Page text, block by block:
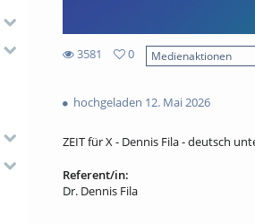
3581
views
0
Medienaktionen
hochgeladen 12. Mai 2026
ZEIT für X - Dennis Fila - deutsch
Referent/in:
Dr. Dennis Fila